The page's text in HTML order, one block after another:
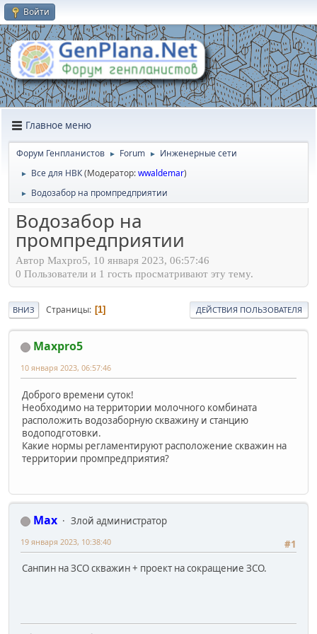
Войти
Главное меню
Форум Генпланистов ► Forum ► Инженерные сети
► Все для НВК(Модератор:wwaldemar)
► Водозабор на промпредприятии
Водозабор на
промпредприятии
Автор Maxpro5, 10 января 2023, 06:57:46
0 Пользователи и 1 гость просматривают эту тему.
ВНИЗ Страницы 1 ДЕЙСТВИЯ ПОЛЬЗОВАТЕЛЯ
Maxpro5
10 января 2023, 06:57:46
Доброго времени суток!
Необходимо на территории молочного комбината
расположить водозаборную скважину и станцию
водоподготовки.
Какие нормы регламентируют расположение скважин на
территории промпредприятия?
Max
Злой администратор
#1
19 января 2023, 10:38:40
Санпин на ЗСО скважин + проект на сокращение ЗСО.